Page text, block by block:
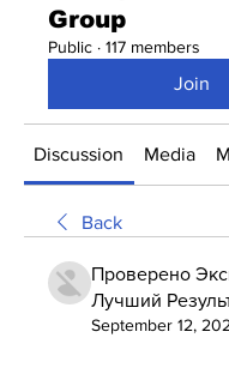
Group
Public · 117 members
Join
Discussion Media
Back
Проверено
Лучший
September 12,